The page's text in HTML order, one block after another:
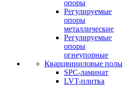
опоры
Регулируемые
опоры
металлические
Регулируемые
опоры
огнеупорные
Кварцвиниловые полы
SPC-ламинат
LVT-плитка